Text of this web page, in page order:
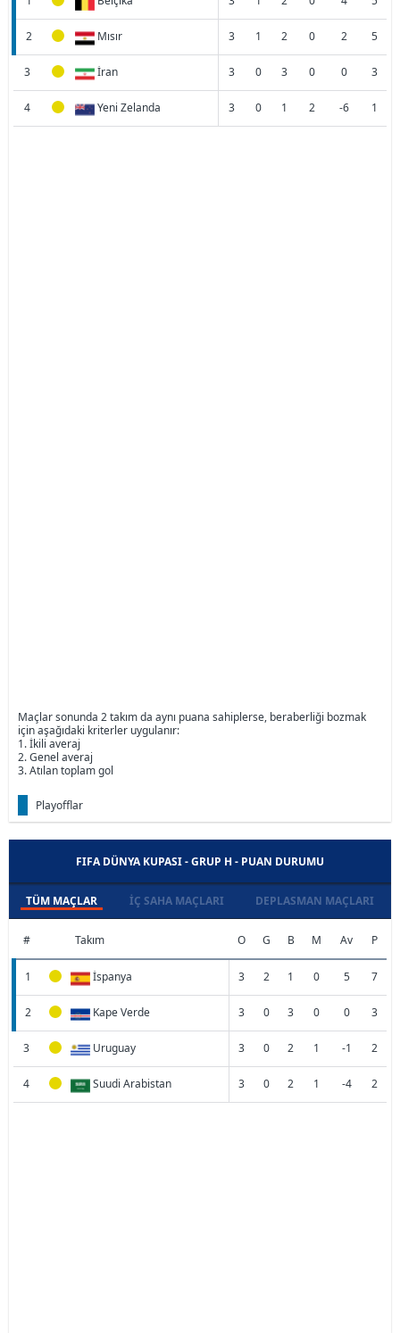
2 Mısır 3 1 2 0 2 5
3 İran 3 0 3 0 0 3
4 Yeni Zelanda 3 0 1 2 -6 1
Maçlar sonunda 2 takım da aynı puana sahiplerse, beraberliği bozmak
için aşağıdaki kriterler uygulanır:
1. İkili averaj
2. Genel averaj
3. Atılan toplam gol
Playofflar
FIFA DÜNYA KUPASI - GRUP H - PUAN DURUMU
TÜM MAÇLAR İÇ SAHA MAÇLARI DEPLASMAN MAÇLARI
# Takım O G B M Av P
1 İspanya 3 2 1 0 5 7
2 Kape Verde 3 0 3 0 0 3
3 Uruguay 3 0 2 1 -1 2
4 Suudi Arabistan 3 0 2 1 -4 2